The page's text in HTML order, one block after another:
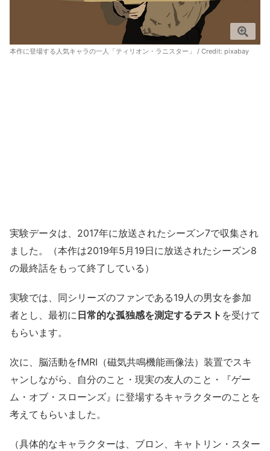
本作に登場する人気キャラの一人「ティリオン・ラニスター」 / Credit: pixabay
実験データは、2017年に放送されたシーズン7で収集され
ました。（本作は2019年5月19日に放送されたシーズン8
の最終話をもって終了している）
実験では、同シリーズのファンである19人の男女を参加
者とし、最初に 日常的な孤独感を測定するテスト を受けて
もらいます。
次に、脳活動をfMRI（磁気共鳴機能画像法）装置でスキ
ャンしながら、自分のこと・現実の友人のこと・『ゲー
ム・オブ・スローンズ』に登場するキャラクターのことを
考えてもらいました。
（具体的なキャラクターは、ブロン、キャトリン・スター